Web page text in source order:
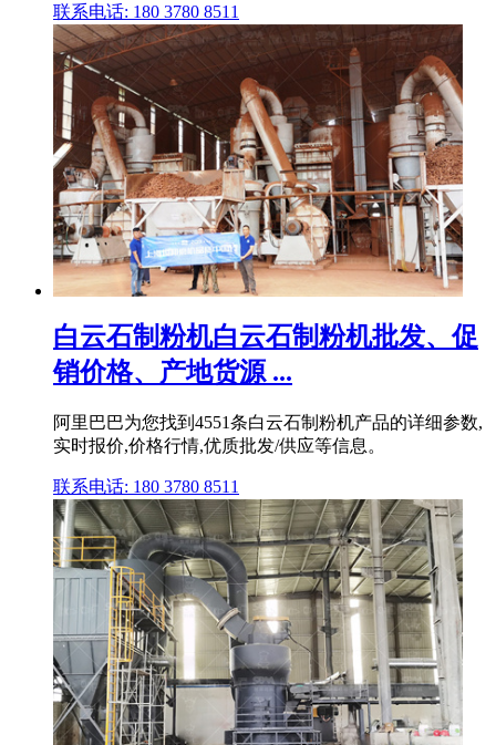
联系电话: 180 3780 8511
白云石制粉机白云石制粉机批发、促
销价格、产地货源 ...
阿里巴巴为您找到4551条白云石制粉机产品的详细参数,
实时报价,价格行情,优质批发/供应等信息。
联系电话: 180 3780 8511